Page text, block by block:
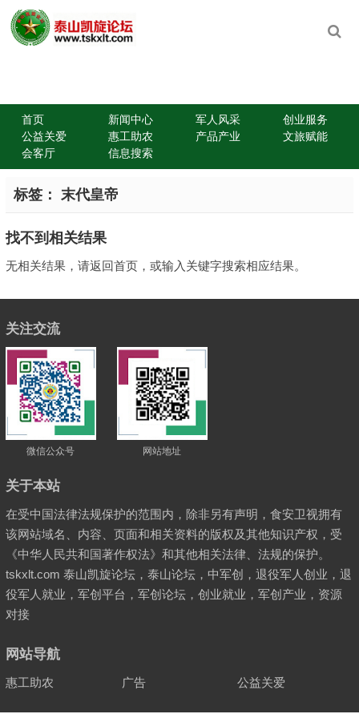
首页 新闻中心 军人风采
创业服务
公益关爱
惠工助农 产品产业
文旅赋能
会客厅
信息搜索
标签： 末代皇帝
找不到相关结果
无相关结果，请返回首页，或输入关键字搜索相应结果。
关注交流
微信公众号 网站地址
关于本站
在受中国法律法规保护的范围内，除非另有声明，食安卫视拥有
该网站域名、内容、页面和相关资料的版权及其他知识产权，受
《中华人民共和国著作权法》和其他相关法律、法规的保护。
tskxlt.com 泰山凯旋论坛，泰山论坛，中军创，退役军人创业，退
役军人就业，军创平台，军创论坛，创业就业，军创产业，资源
对接
网站导航
惠工助农 广告 公益关爱